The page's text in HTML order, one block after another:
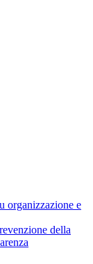
organizzazione e
della